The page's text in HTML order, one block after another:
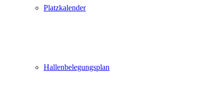
Platzkalender
Hallenbelegungsplan